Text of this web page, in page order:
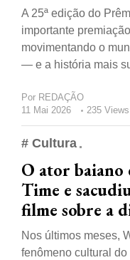
A 25ª edição do
importante
movimentando o
— e a história mais
Por REDAÇÃO
11 Mai 2026
235 Views
# Cultura
O ator baiano
Time e
filme sobre a
Nos últimos meses,
fenômeno cultural